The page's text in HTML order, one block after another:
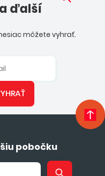
ďalší
môžete vyhrať.
pobočku